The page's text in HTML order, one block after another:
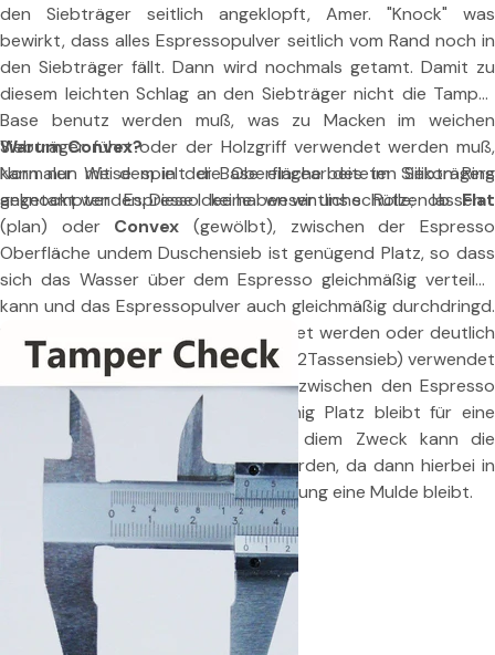
Teilen Sie dieses Produkt
Teilen:
Kopie
den Siebträger seitlich angeklopft, Amer. "Knock" was
bewirkt, dass alles Espressopulver seitlich vom Rand noch in
den Siebträger fällt. Dann wird nochmals getamt. Damit zu
diesem leichten Schlag an den Siebträger nicht die Tamper
Base benutz werden muß, was zu Macken im weichen
Siebträger führt oder der Holzgriff verwendet werden muß,
kann nun mit dem in der Base eingearbeiteten Silikon Ring
geknockt werden. Diese Idee haben wir uns schützen lassen.
Warum Convex?
Normaler Weise spielt die Oberfläche des im Siebträgers
angetampten Espresso keine wesentliche Rolle; obFlat
(plan) oder Convex (gewölbt), zwischen der Espresso
Oberfläche undem Duschensieb ist genügend Platz, so dass
sich das Wasser über dem Espresso gleichmäßig verteilen
kann und das Espressopulver auch gleichmäßig durchdringd.
Sollten jedoch flache Siebe verwendet werden oder deutlich
mehr als 7g (1 Tassensieb) oder 14g (2Tassensieb) verwendet
werden, kann es vorkommen, dass zwischen den Espresso
Pulver und dem Duschsieb zu weinig Platz bleibt für eine
optimale Brühwasserverteilung. Zu diem Zweck kann die
Tamper Base Convex verwendet werden, da dann hierbei in
der Mitte zur besseren Wasserverteilung eine Mulde bleibt.